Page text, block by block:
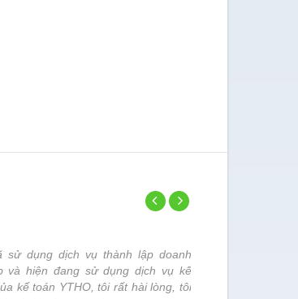
sử dụng dịch vụ thành lập doanh
và hiện đang sử dụng dịch vụ kế
kế toán YTHO, tôi rất hài lòng, tôi